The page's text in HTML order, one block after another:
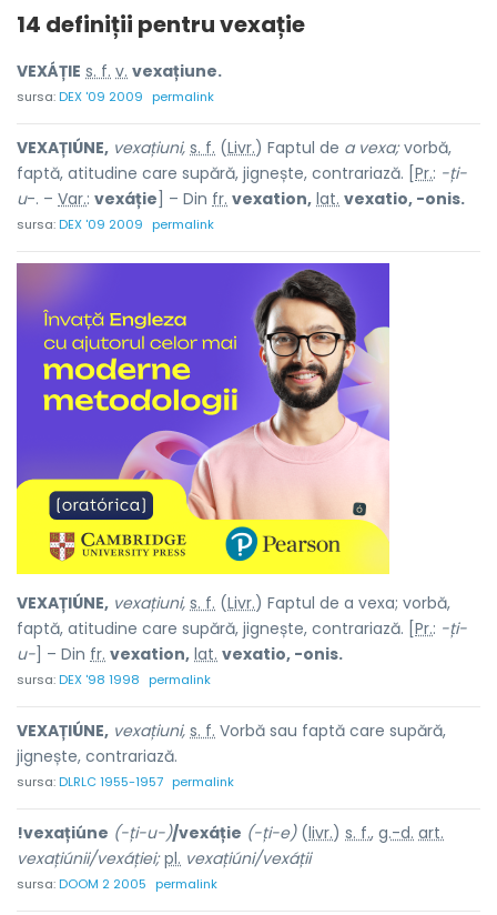
14 definiții pentruvexație
VEXÁȚIE s. f. v. vexațiune.
sursa:DEX '09 2009 permalink
VEXAȚIÚNE, vexațiuni, s. f. (Livr.) Faptul de a vexa;vorbă,
faptă, atitudine care supără, jignește, contrariază. [ Pr.: -ți-
u-. – Var.: vexáție ] – Din fr. vexation, lat. vexatio, -onis.
sursa:DEX '09 2009 permalink
VEXAȚIÚNE, vexațiuni, s. f. (Livr.) Faptul de a vexa; vorbă,
faptă, atitudine care supără, jignește, contrariază. [ Pr.: -ți-
u- ] – Din fr. vexation, lat. vexatio, -onis.
sursa:DEX '98 1998 permalink
VEXAȚIÚNE, vexațiuni, s. f. Vorbă sau faptă care supără,
jignește, contrariază.
sursa:DLRLC 1955-1957 permalink
!vexațiúne (-ți-u-)/vexáție (-ți-e)(livr.) s. f., g.-d. art.
vexațiúnii/vexáției; pl. vexațiúni/vexáții
sursa:DOOM 2 2005 permalink